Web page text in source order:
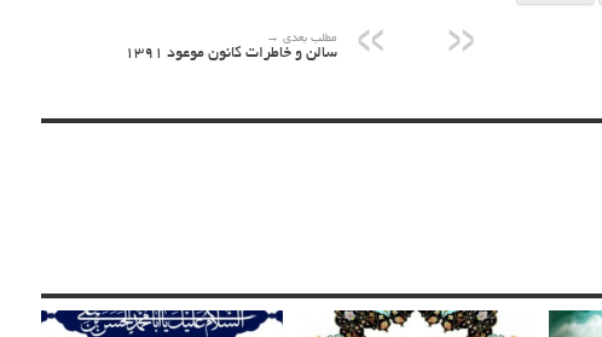
مطلب بعدی →
سالن و خاطرات کانون موعود ۱۳۹۱